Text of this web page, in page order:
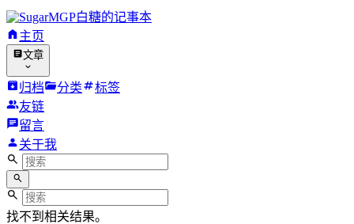
白糖的记事本
主页
文章
归档 分类
标签
友链
留言
关于我
找不到相关结果。